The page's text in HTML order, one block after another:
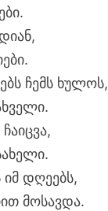
ჩემს ხულოს,
იმ დღეებს,
მოსავდა.